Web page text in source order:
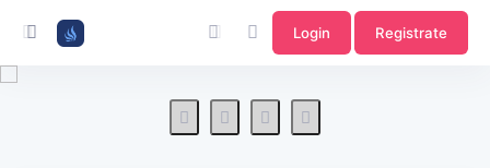
Login Registrate